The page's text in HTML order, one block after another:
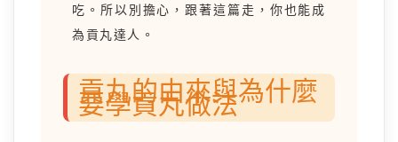
吃。所以別擔心，跟著這篇走，你也能成
為貢丸達人。
貢丸的由來與為什麼
要學貢丸做法